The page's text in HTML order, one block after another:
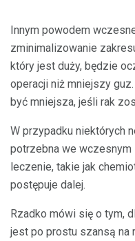
Innym powodem
zminimalizowanie
który jest duży, będzie
operacji niż mniejszy
być mniejsza, jeśli rak
W przypadku niektórych
potrzebna we
leczenie, takie jak
postępuje dalej.
Rzadko mówi się o tym,
jest po prostu szansą na